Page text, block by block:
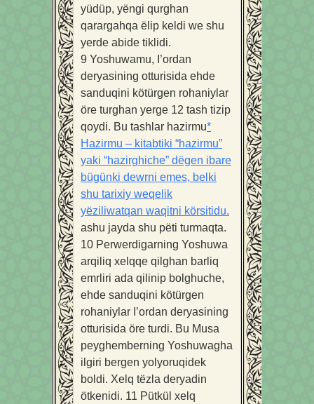
yüdüp, yëngi qurghan
qarargahqa ëlip keldi we shu
yerde abide tiklidi.
9 Yoshuwamu, I’ordan
deryasining otturisida ehde
sanduqini kötürgen rohaniylar
öre turghan yerge 12 tash tizip
qoydi. Bu tashlar hazirmu*
Hazirmu – kitabtiki “hazirmu”
yaki “hazirghiche” dëgen ibare
bügünki dewrni emes, belki
shu tarixiy weqelik
yëziliwatqan waqitni körsitidu.
ashu jayda shu pëti turmaqta.
10 Perwerdigarning Yoshuwa
arqiliq xelqqe qilghan barliq
emrliri ada qilinip bolghuche,
ehde sanduqini kötürgen
rohaniylar I’ordan deryasining
otturisida öre turdi. Bu Musa
peyghemberning Yoshuwagha
ilgiri bergen yolyoruqidek
boldi. Xelq tëzla deryadin
ötkenidi. 11 Pütkül xelq